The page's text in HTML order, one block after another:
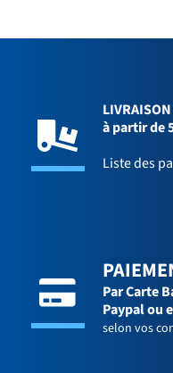
à partir de
Liste des
Par Carte
Paypal ou
selon vos